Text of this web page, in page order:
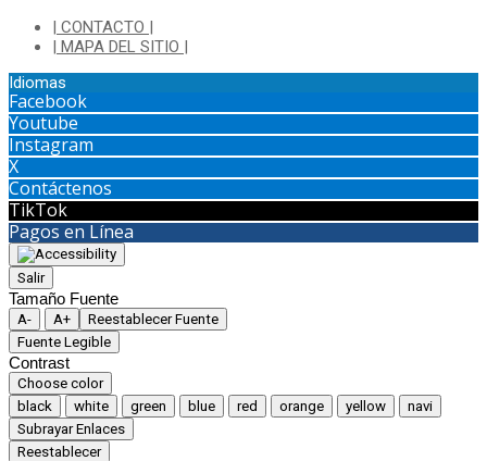
| CONTACTO |
| MAPA DEL SITIO |
Idiomas
Facebook
Youtube
Instagram
X
Contáctenos
TikTok
Pagos en Línea
Salir
Tamaño Fuente
A- A+
Reestablecer Fuente
Fuente Legible
Contrast
Choose color
black
white green blue red orange yellow
navi
Subrayar Enlaces
Reestablecer